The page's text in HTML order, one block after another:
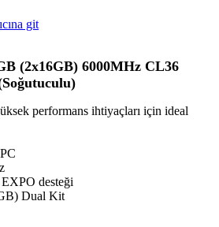
git
(2x16GB) 6000MHz CL36
performans ihtiyaçları için ideal
desteği
Dual Kit